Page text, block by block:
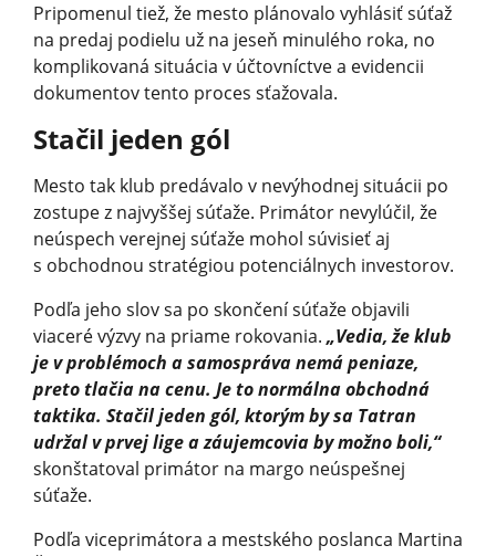
Pripomenul tiež, že mesto plánovalo vyhlásiť súťaž
na predaj podielu už na jeseň minulého roka, no
komplikovaná situácia v účtovníctve a evidencii
dokumentov tento proces sťažovala.
Stačil jeden gól
Mesto tak klub predávalo v nevýhodnej situácii po
zostupe z najvyššej súťaže. Primátor nevylúčil, že
neúspech verejnej súťaže mohol súvisieť aj
s obchodnou stratégiou potenciálnych investorov.
Podľa jeho slov sa po skončení súťaže objavili
viaceré výzvy na priame rokovania. „Vedia, že klub
je v problémoch a samospráva nemá peniaze,
preto tlačia na cenu. Je to normálna obchodná
taktika. Stačil jeden gól, ktorým by sa Tatran
udržal v prvej lige a záujemcovia by možno boli,“
skonštatoval primátor na margo neúspešnej
súťaže.
Podľa viceprimátora a mestského poslanca Martina